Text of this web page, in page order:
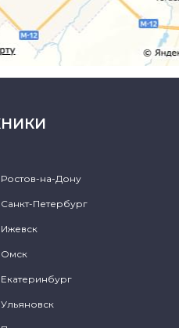
Ростов-на-Дону
Санкт-Петербург
Ижевск
Омск
Екатеринбург
Ульяновск